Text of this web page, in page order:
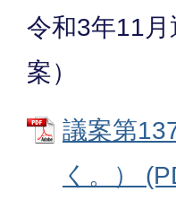
令和3年11
案）
議案第
く。）